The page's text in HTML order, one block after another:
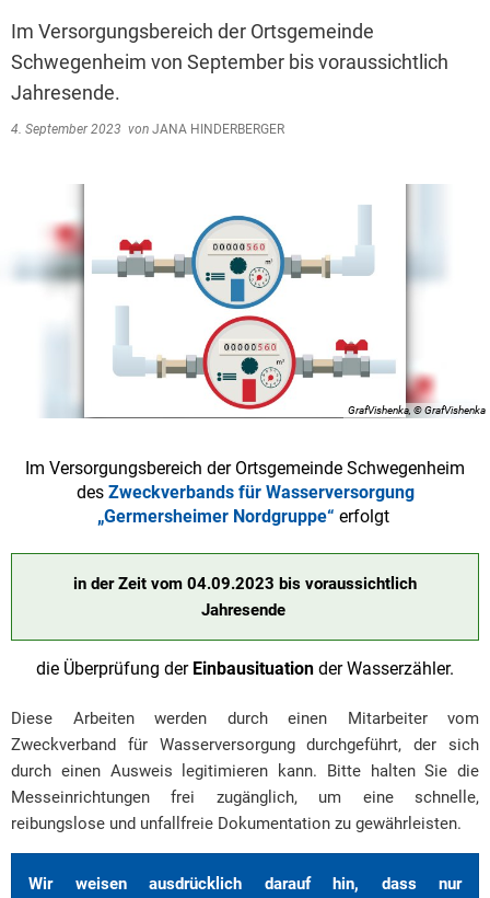
Im Versorgungsbereich der Ortsgemeinde
Schwegenheim von September bis voraussichtlich
Jahresende.
4. September 2023 von JANA HINDERBERGER
GrafVishenka, © GrafVishenka
Im Versorgungsbereich der Ortsgemeinde Schwegenheim
des Zweckverbands für Wasserversorgung
„Germersheimer Nordgruppe“ erfolgt
in der Zeit vom 04.09.2023 bis voraussichtlich
Jahresende
die Überprüfung der Einbausituation der Wasserzähler.
Diese Arbeiten werden durch einen Mitarbeiter vom
Zweckverband für Wasserversorgung durchgeführt, der sich
durch einen Ausweis legitimieren kann. Bitte halten Sie die
Messeinrichtungen frei zugänglich, um eine schnelle,
reibungslose und unfallfreie Dokumentation zu gewährleisten.
Wir weisen ausdrücklich darauf hin, dass nur